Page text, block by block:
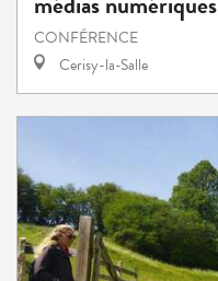
CONFÉRENCE
Cerisy-la-Salle